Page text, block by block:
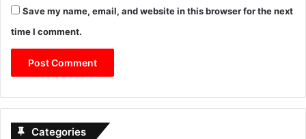
Save my name, email, and website in this browser for the next
time I comment.
Categories